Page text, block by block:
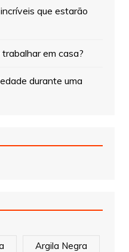
que estarão
em casa?
durante uma
Argila Negra